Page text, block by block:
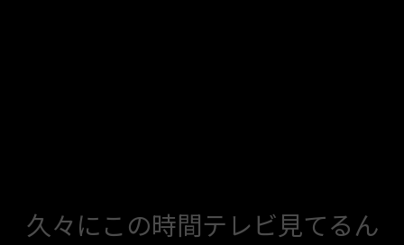
久々にこの時間テレビ見てるん